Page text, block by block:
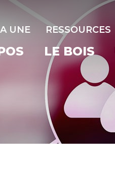
UNE RESSOURCES
LE BOIS